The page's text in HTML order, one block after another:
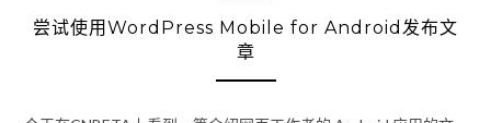
尝试使用WordPress Mobile for Android发布文
章